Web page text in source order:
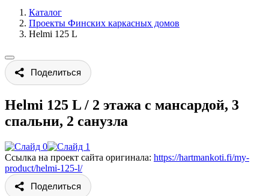
Каталог
Проекты Финских каркасных домов
Helmi 125 L
Поделиться
Helmi 125 L / 2 этажа с мансардой, 3
спальни, 2 санузла
Ссылка на проект сайта оригинала: https://hartmankoti.fi/my-
product/helmi-125-l/
Поделиться